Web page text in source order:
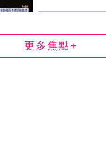
更多焦點+